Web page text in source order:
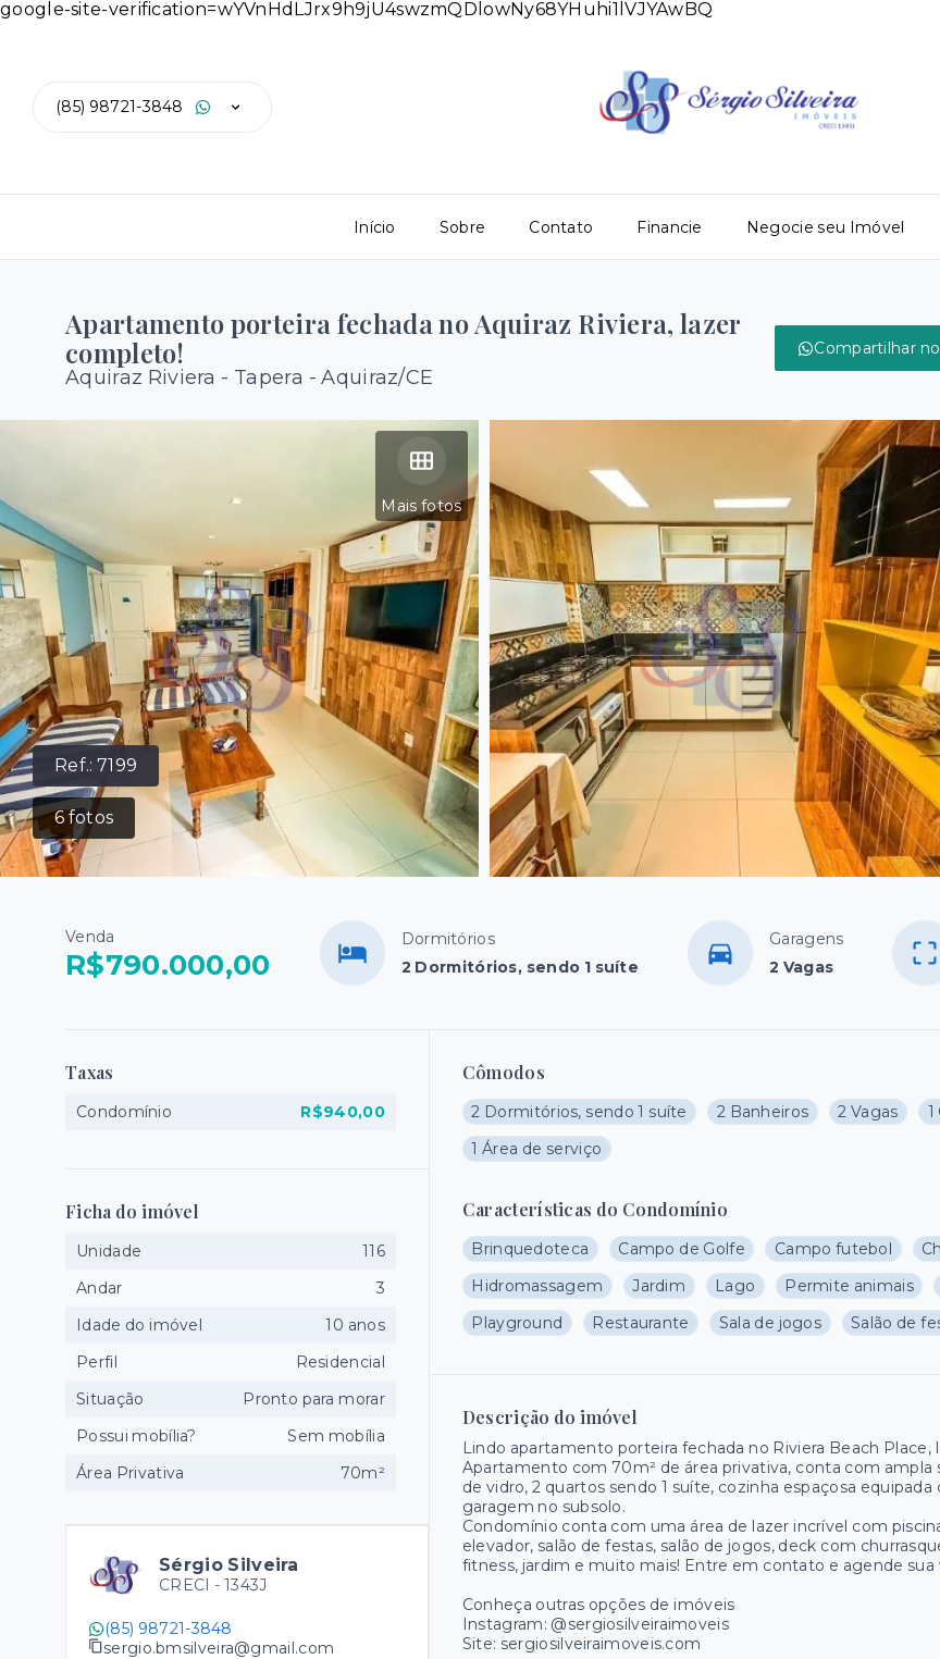
google-site-verification=wYVnHdLJrx9h9jU4swzmQDlowNy68YHuhi1lVJYAwBQ
(85) 98721-3848
Início Sobre Contato Financie Negocie seu Imóvel
Apartamento porteira fechada no Aquiraz Riviera, lazer
completo!
Aquiraz Riviera - Tapera - Aquiraz/CE
Compartilhar
Ref.:7199
6fotos
Mais fotos
Venda
R$790.000,00
Dormitórios
2 Dormitórios, sendo 1 suíte
Garagens
2 Vagas
Cômodos
2 Dormitórios, sendo 1 suíte 2 Banheiros 2 Vagas 1
1 Área de serviço
Características do Condomínio
Brinquedoteca Campo de Golfe Campo futebol
Hidromassagem
Jardim Lago Permite animais
Playground
Restaurante Sala de jogos Salão de
Descrição do imóvel
Lindo apartamento porteira fechada no Riviera Beach Place,
Apartamento com 70m² de área privativa, conta com
de vidro, 2 quartos sendo 1 suíte, cozinha espaçosa
garagem no subsolo.
Condomínio conta com uma área de lazer incrível com
elevador, salão de festas, salão de jogos, deck com
fitness, jardim e muito mais! Entre em contato e agende sua
Conheça outras opções de imóveis
Instagram: @sergiosilveiraimoveis
Site: sergiosilveiraimoveis.com
Taxas
Condomínio R$940,00
Ficha do imóvel
Unidade
116
Andar
3
Idade do imóvel
10 anos
Perfil
Residencial
Situação
Pronto para morar
Possui mobília?
Sem mobília
Área Privativa
70m²
Sérgio Silveira
CRECI - 1343J
(85) 98721-3848
sergio.bmsilveira@gmail.com